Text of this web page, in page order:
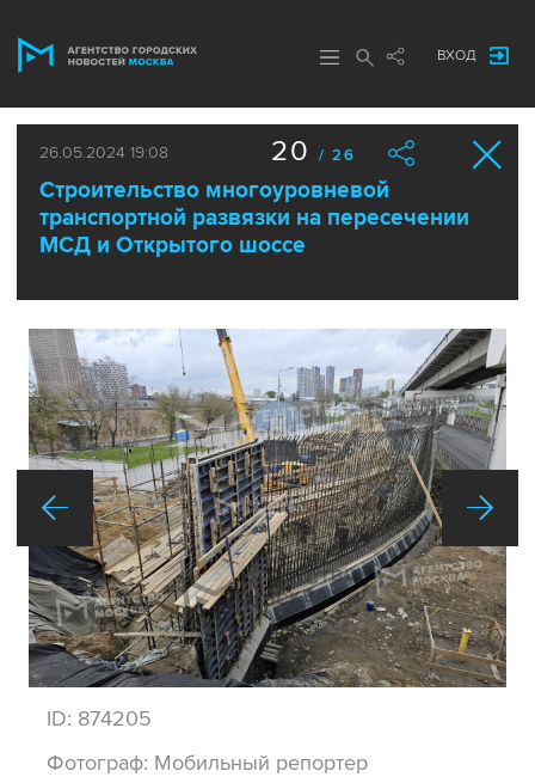
ВХОД
26.05.2024 19:08
Строительство многоуровневой
транспортной развязки на пересечении
МСД и Открытого шоссе
20 / 26
ID: 874205
Фотограф: Мобильный репортер